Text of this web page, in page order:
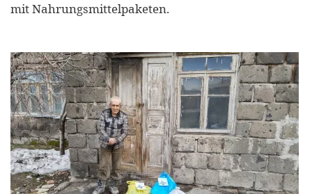
mit Nahrungsmittelpaketen.
helfen
Online-
und